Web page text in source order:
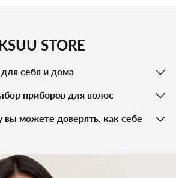
KSUU STORE
себя и дома
приборов для волос
вы можете доверять, как себе